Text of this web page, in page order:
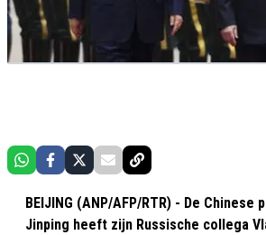
BEIJING (ANP/AFP/RTR) - De Chinese
Jinping heeft zijn Russische collega